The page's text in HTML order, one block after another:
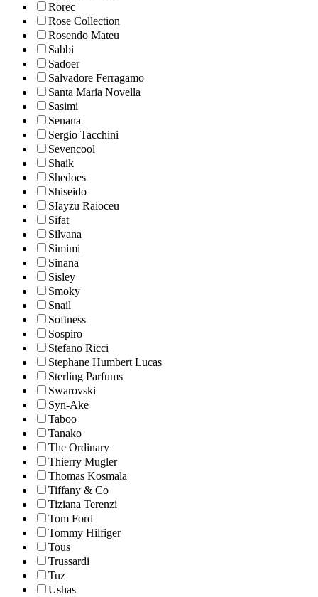
Rorec
Rose Collection
Rosendo Mateu
Sabbi
Sadoer
Salvadore Ferragamo
Santa Maria Novella
Sasimi
Senana
Sergio Tacchini
Sevencool
Shaik
Shedoes
Shiseido
SIayzu Raioceu
Sifat
Silvana
Simimi
Sinana
Sisley
Smoky
Snail
Softness
Sospiro
Stefano Ricci
Stephane Humbert Lucas
Sterling Parfums
Swarovski
Syn-Ake
Taboo
Tanako
The Ordinary
Thierry Mugler
Thomas Kosmala
Tiffany & Co
Tiziana Terenzi
Tom Ford
Tommy Hilfiger
Tous
Trussardi
Tuz
Ushas